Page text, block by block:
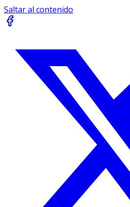
Saltar al contenido